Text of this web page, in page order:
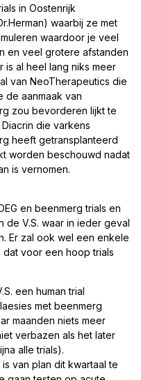
in Oostenrijk
waarbij ze met
waardoor je veel
en veel grotere afstanden
is al heel lang niks meer
van NeoTherapeutics die
de aanmaak van
zou bevorderen lijkt te
die varkens
heeft getransplanteerd
worden beschouwd nadat
is vernomen.
en beenmerg trials en
de V.S. waar in ieder geval
Er zal ook wel een enkele
voor een hoop trials
een human trial
met beenmerg
maanden niets meer
verbazen als het later
alle trials).
is van plan dit kwartaal te